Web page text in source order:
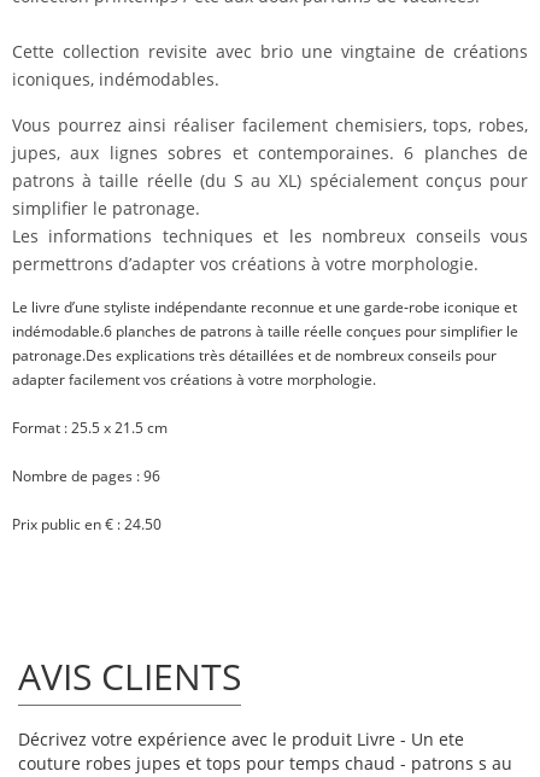
Cette collection revisite avec brio une vingtaine de créations
iconiques, indémodables.
Vous pourrez ainsi réaliser facilement chemisiers, tops, robes,
jupes, aux lignes sobres et contemporaines. 6 planches de
patrons à taille réelle (du S au XL) spécialement conçus pour
simplifier le patronage.
Les informations techniques et les nombreux conseils vous
permettrons d’adapter vos créations à votre morphologie.
Le livre d’une styliste indépendante reconnue et une garde‑robe iconique et
indémodable.6 planches de patrons à taille réelle conçues pour simplifier le
patronage.Des explications très détaillées et de nombreux conseils pour
adapter facilement vos créations à votre morphologie.
Format : 25.5 x 21.5 cm
Nombre de pages : 96
Prix public en € : 24.50
AVIS CLIENTS
Décrivez votre expérience avec le produit Livre - Un ete
couture robes jupes et tops pour temps chaud - patrons s au